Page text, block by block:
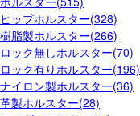
ヒップホルスター(328)
樹脂製ホルスター(266)
ロック無しホルスター(70)
ロック有りホルスター(196)
ナイロン製ホルスター(36)
革製ホルスター(28)